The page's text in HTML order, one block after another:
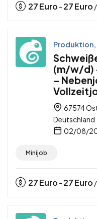
27Euro - 27Euro
Produktion,
(m/w/d)
–
67574
Deutschland
02/08/
Minijob
27Euro - 27Euro